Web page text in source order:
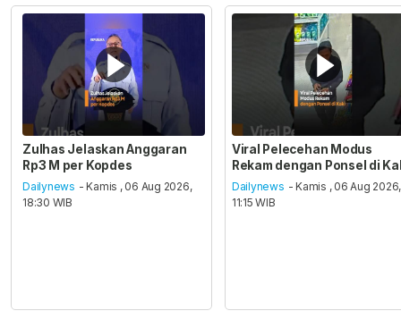
Zulhas Jelaskan Anggaran
Rp3 M per Kopdes
Dailynews - Kamis , 06 Aug 2026,
18:30 WIB
Viral Pelecehan Modus
Rekam dengan Ponsel di
Dailynews - Kamis , 06 Aug 2026,
11:15 WIB